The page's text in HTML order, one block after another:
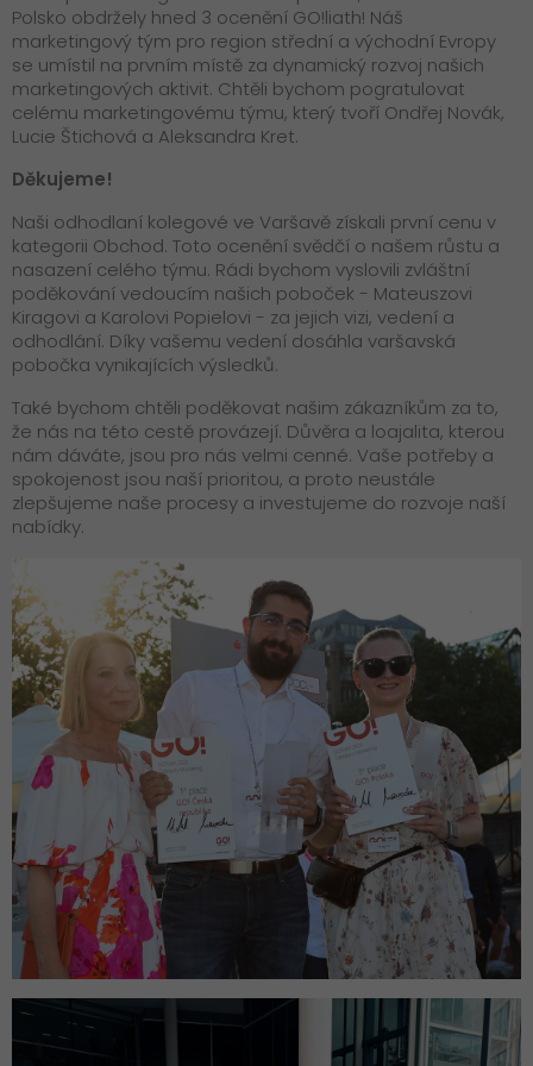
Polsko obdržely hned 3 ocenění GO!liath! Náš
marketingový tým pro region střední a východní Evropy
se umístil na prvním místě za dynamický rozvoj našich
marketingových aktivit. Chtěli bychom pogratulovat
celému marketingovému týmu, který tvoří Ondřej Novák,
Lucie Štichová a Aleksandra Kret.
Děkujeme!
Naši odhodlaní kolegové ve Varšavě získali první cenu v
kategorii Obchod. Toto ocenění svědčí o našem růstu a
nasazení celého týmu. Rádi bychom vyslovili zvláštní
poděkování vedoucím našich poboček - Mateuszovi
Kiragovi a Karolovi Popielovi - za jejich vizi, vedení a
odhodlání. Díky vašemu vedení dosáhla varšavská
pobočka vynikajících výsledků.
Také bychom chtěli poděkovat našim zákazníkům za to,
že nás na této cestě provázejí. Důvěra a loajalita, kterou
nám dáváte, jsou pro nás velmi cenné. Vaše potřeby a
spokojenost jsou naší prioritou, a proto neustále
zlepšujeme naše procesy a investujeme do rozvoje naší
nabídky.